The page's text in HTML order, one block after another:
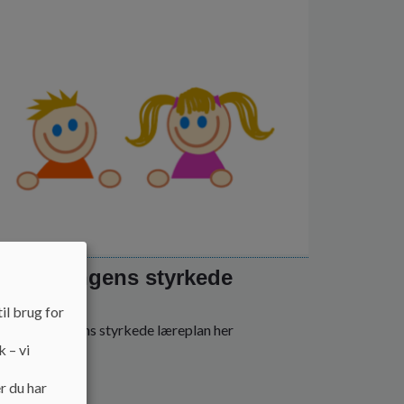
styrkede
Specialklyngens styrkede læreplan her
brug for
– vi
du har